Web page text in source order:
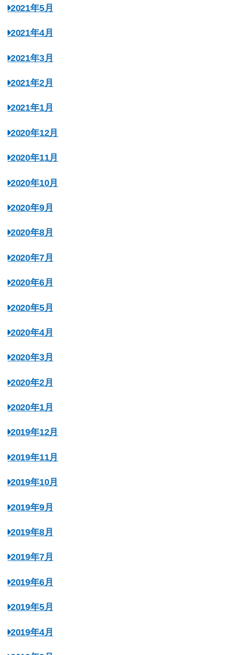
2021年5月
2021年4月
2021年3月
2021年2月
2021年1月
2020年12月
2020年11月
2020年10月
2020年9月
2020年8月
2020年7月
2020年6月
2020年5月
2020年4月
2020年3月
2020年2月
2020年1月
2019年12月
2019年11月
2019年10月
2019年9月
2019年8月
2019年7月
2019年6月
2019年5月
2019年4月